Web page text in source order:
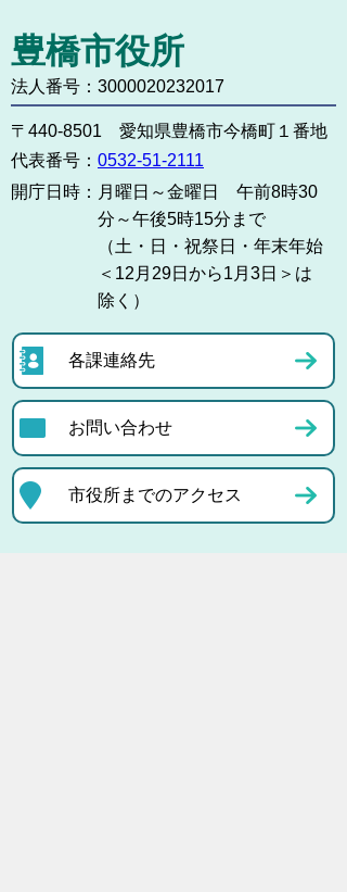
豊橋市役所
法人番号：3000020232017
〒440-8501 愛知県豊橋市今橋町１番地
代表番号： 0532-51-2111
開庁日時： 月曜日～金曜日 午前8時30
分～午後5時15分まで
（土・日・祝祭日・年末年始
＜12月29日から1月3日＞は
除く）
各課連絡先
お問い合わせ
市役所までのアクセス